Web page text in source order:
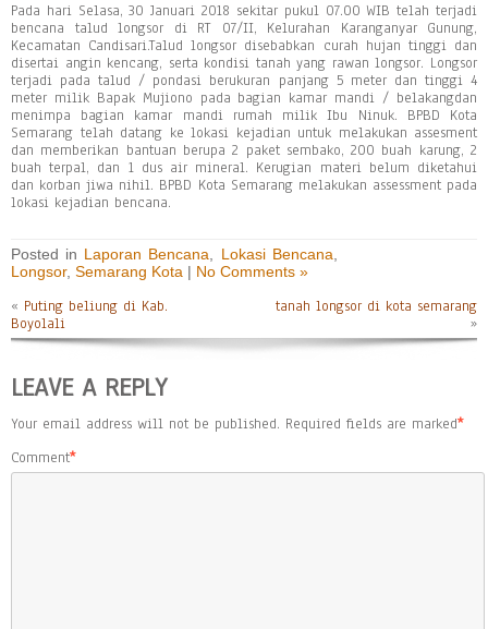
Pada hari Selasa, 30 Januari 2018 sekitar pukul 07.00 WIB telah terjadi
bencana talud longsor di RT 07/II, Kelurahan Karanganyar Gunung,
Kecamatan Candisari.Talud longsor disebabkan curah hujan tinggi dan
disertai angin kencang, serta kondisi tanah yang rawan longsor. Longsor
terjadi pada talud / pondasi berukuran panjang 5 meter dan tinggi 4
meter milik Bapak Mujiono pada bagian kamar mandi / belakangdan
menimpa bagian kamar mandi rumah milik Ibu Ninuk. BPBD Kota
Semarang telah datang ke lokasi kejadian untuk melakukan assesment
dan memberikan bantuan berupa 2 paket sembako, 200 buah karung, 2
buah terpal, dan 1 dus air mineral. Kerugian materi belum diketahui
dan korban jiwa nihil. BPBD Kota Semarang melakukan assessment pada
lokasi kejadian bencana.
Posted in Laporan Bencana Lokasi Bencana
Longsor, Semarang Kota | No Comments »
« Puting beliung di Kab.
Boyolali
tanah longsor di kota semarang
»
LEAVE A REPLY
Your email address will not be published. Required fields are marked*
Comment*